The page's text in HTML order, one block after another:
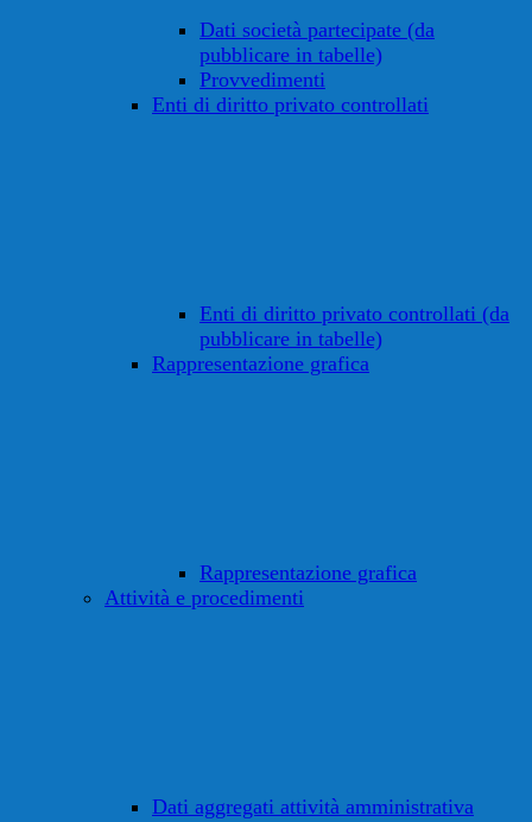
Dati società partecipate (da
pubblicare in tabelle)
Provvedimenti
Enti di diritto privato controllati
Enti di diritto privato controllati (da
pubblicare in tabelle)
Rappresentazione grafica
Rappresentazione grafica
Attività e procedimenti
Dati aggregati attività amministrativa